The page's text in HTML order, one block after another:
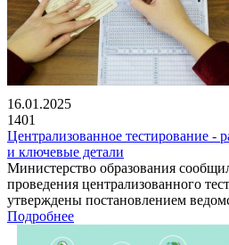
16.01.2025
1401
Централизованное тестирование -
и ключевые детали
Министерство образования
проведения централизованного
утверждены постановлением
Подробнее